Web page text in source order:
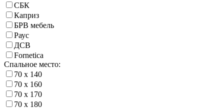
СБК
Каприз
БРВ мебель
Раус
ДСВ
Fornetica
Спальное место:
70 х 140
70 х 160
70 х 170
70 х 180